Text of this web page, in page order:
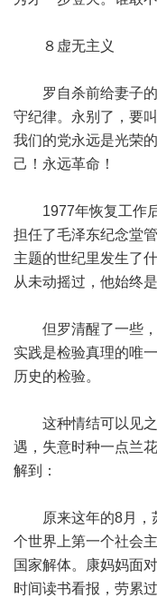
８虚无主义
罗自杀前给妻子的
守纪律。永别了，要
我们的党永远是光荣
己！永远革命！
1977年恢复工作后
担任了毛泽东纪念堂
主题的世纪里发生了
从未动摇过，他始终
但罗清醒了一些，
实践是检验真理的唯
历史的检验。
这种情结可以见之
遇，失意时种一点兰
解到：
原来这年的8月，苏
个世界上第一个社会
国家解体。康妈妈面
时间读书看报，劳累